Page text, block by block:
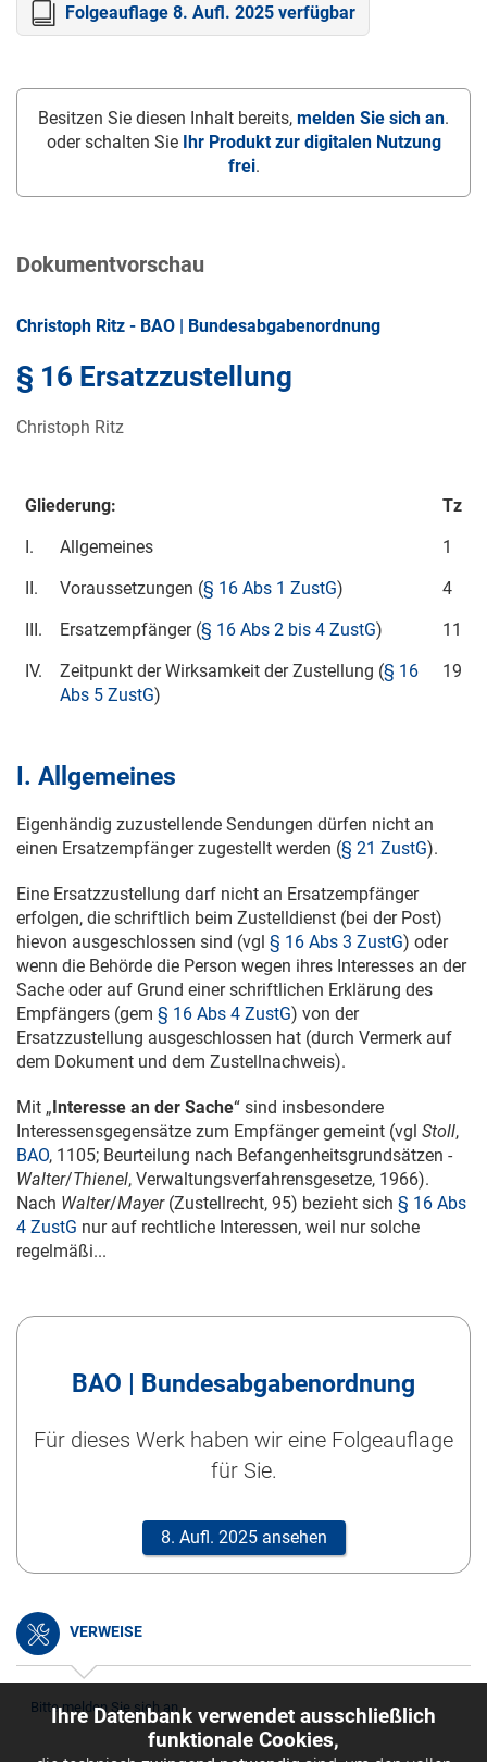
Folgeauflage 8. Aufl. 2025 verfügbar
Besitzen Sie diesen Inhalt bereits, melden Sie sich an.
oder schalten Sie Ihr Produkt zur digitalen Nutzung
frei.
Dokumentvorschau
Christoph Ritz - BAO | Bundesabgabenordnung
§ 16 Ersatzzustellung
Christoph Ritz
Gliederung:
Tz
I.
Allgemeines
1
II.
Voraussetzungen (§ 16 Abs 1 ZustG)
4
III.
Ersatzempfänger (§ 16 Abs 2 bis 4 ZustG)
11
IV.
Zeitpunkt der Wirksamkeit der Zustellung (§ 16
Abs 5 ZustG)
19
I. Allgemeines
Eigenhändig zuzustellende Sendungen dürfen nicht an
einen Ersatzempfänger zugestellt werden (§ 21 ZustG).
Eine Ersatzzustellung darf nicht an Ersatzempfänger
erfolgen, die schriftlich beim Zustelldienst (bei der Post)
hievon ausgeschlossen sind (vgl § 16 Abs 3 ZustG) oder
wenn die Behörde die Person wegen ihres Interesses an der
Sache oder auf Grund einer schriftlichen Erklärung des
Empfängers (gem § 16 Abs 4 ZustG) von der
Ersatzzustellung ausgeschlossen hat (durch Vermerk auf
dem Dokument und dem Zustellnachweis).
Mit „Interesse an der Sache“ sind insbesondere
Interessensgegensätze zum Empfänger gemeint (vgl Stoll,
BAO, 1105; Beurteilung nach Befangenheitsgrundsätzen -
Walter/Thienel, Verwaltungsverfahrensgesetze, 1966).
Nach Walter/Mayer(Zustellrecht, 95) bezieht sich § 16 Abs
4 ZustG nur auf rechtliche Interessen, weil nur solche
regelmäßi...
BAO | Bundesabgabenordnung
Für dieses Werk haben wir eine Folgeauflage
für Sie.
8. Aufl. 2025 ansehen
VERWEISE
Bitte melden Sie sich an.
Ihre Datenbank verwendet ausschließlich
funktionale Cookies,